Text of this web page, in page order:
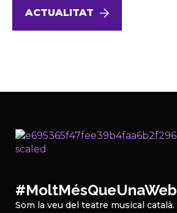
ACTUALITAT
#MoltMésQueUnaWeb
Som la veu del teatre musical català.